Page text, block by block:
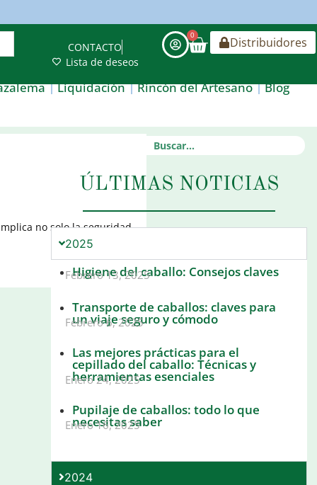
CONTACTO
Lista de deseos
0 Distribuidores
Liquidación Rincón del Artesano Blog
no solo la seguridad
Leer más +
ÚLTIMAS NOTICIAS
2025
Higiene del caballo: Consejos claves
Febrero 13, 2025
Transporte de caballos: claves para
un viaje seguro y cómodo
Febrero 6, 2025
Las mejores prácticas para el
cepillado del caballo: Técnicas y
herramientas esenciales
Enero 24, 2025
Pupilaje de caballos: todo lo que
necesitas saber
Enero 16, 2025
2024